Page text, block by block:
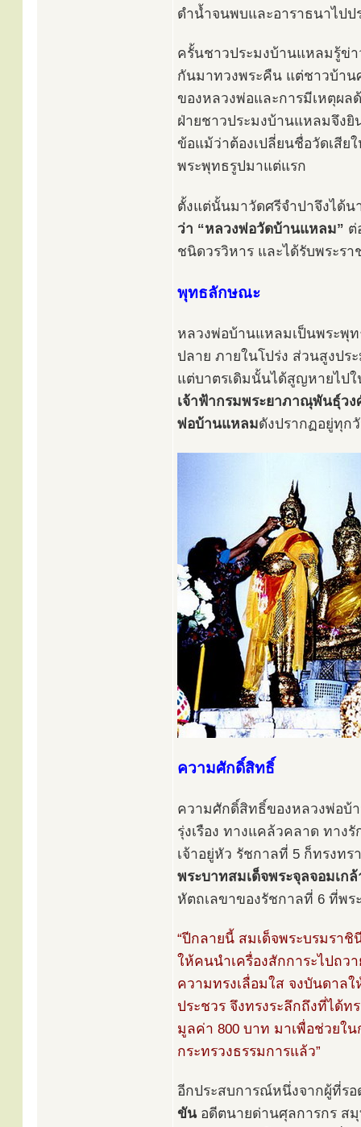
ดำน้ำจนพบและอาราธนาไปป
ครั้นชาวประมงบ้านแหลมรู้ข่
กันมาทวงพระคืน แต่ชาวบ้าน
ของหลวงพ่อและการมีเหตุผ
ฝ่ายชาวประมงบ้านแหลมจึง
ข้อแม้ว่าต้องเปลี่ยนชื่อวัดเสีย
พระพุทธรูปมาแต่แรก
ตั้งแต่นั้นมาวัดศรีจำปาจึงได้
ว่า “หลวงพ่อวัดบ้านแหลม” ต่
ชนิดวรวิหาร และได้รับพระร
พุทธลักษณะ
หลวงพ่อบ้านแหลมเป็นพระพุ
ปลาย ภายในโปร่ง ส่วนสูงปร
แต่บาตรเดิมนั้นได้สูญหายไป
เจ้าฟ้ากรมพระยาภาณุพันธุ์วง
พ่อบ้านแหลมดังปรากฏอยู่ทุก
ความศักดิ์สิทธิ์
ความศักดิ์สิทธิ์ของหลวงพ่อบ้
รุ่งเรือง ทางแคล้วคลาด ทาง
เจ้าอยู่หัว รัชกาลที่ 5 ก็ทรงท
พระบาทสมเด็จพระจุลจอมเก
หัตถเลขาของรัชกาลที่ 6 ที่พ
“ปีกลายนี้ สมเด็จพระบรมรา
ให้คนนำเครื่องสักการะไปถว
ความทรงเลื่อมใส จงบันดาล
ประชวร จึงทรงระลึกถึงที่ได้
มูลค่า 800 บาท มาเพื่อช่วยใ
กระทรวงธรรมการแล้ว”
อีกประสบการณ์หนึ่งจากผู้ที่ร
ขันอดีตนายด่านศุลการกร สมุ